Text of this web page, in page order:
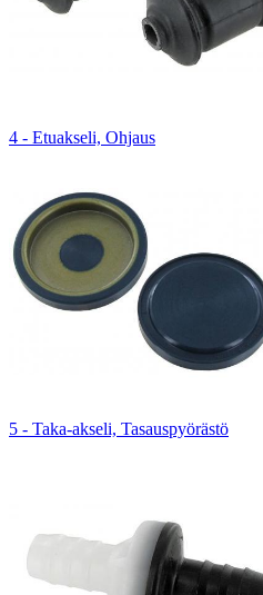
4 - Etuakseli, Ohjaus
5 - Taka-akseli, Tasauspyörästö